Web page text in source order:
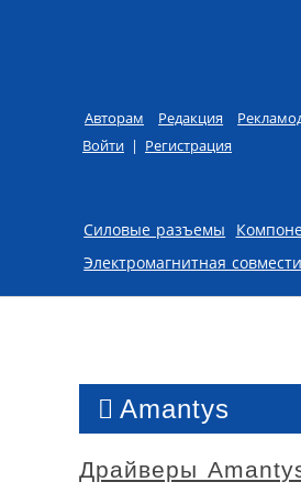
Авторам Редакция
Войти | Регистрация
Skip to content
Силовые разъемы
Электромагнитная
Amantys
Драйверы